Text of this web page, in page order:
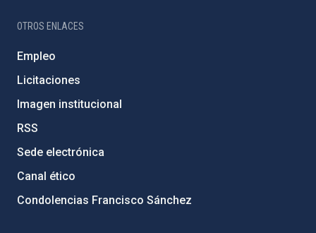
OTROS ENLACES
Empleo
Licitaciones
Imagen institucional
RSS
Sede electrónica
Canal ético
Condolencias Francisco Sánchez